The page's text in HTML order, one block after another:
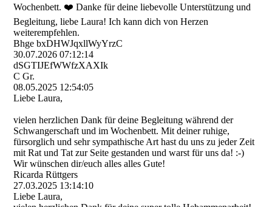
Wochenbett. ❤️ Danke für deine liebevolle Unterstützung und
Begleitung, liebe Laura! Ich kann dich von Herzen
weiterempfehlen.
Bhge bxDHWJqxllWyYrzC
30.07.2026 07:12:14
dSGTIJEfWWfzXAXIk
C Gr.
08.05.2025 12:54:05
Liebe Laura,
vielen herzlichen Dank für deine Begleitung während der
Schwangerschaft und im Wochenbett. Mit deiner ruhige,
fürsorglich und sehr sympathische Art hast du uns zu jeder Zeit
mit Rat und Tat zur Seite gestanden und warst für uns da! :-)
Wir wünschen dir/euch alles alles Gute!
Ricarda Rüttgers
27.03.2025 13:14:10
Liebe Laura,